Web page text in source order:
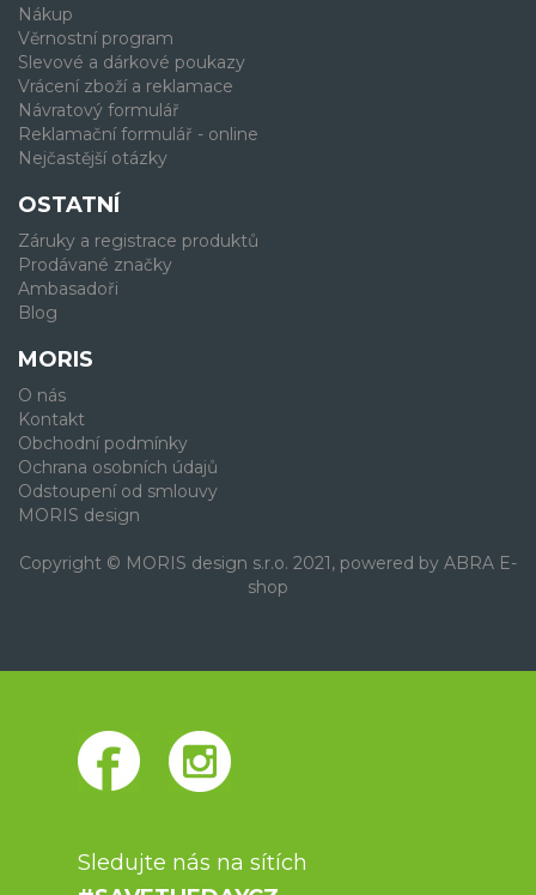
Nákup
Věrnostní program
Slevové a dárkové poukazy
Vrácení zboží a reklamace
Návratový formulář
Reklamační formulář - online
Nejčastější otázky
OSTATNÍ
Záruky a registrace produktů
Prodávané značky
Ambasadoři
Blog
MORIS
O nás
Kontakt
Obchodní podmínky
Ochrana osobních údajů
Odstoupení od smlouvy
MORIS design
Copyright © MORIS design s.r.o. 2021, powered by ABRA E-
shop
Sledujte nás na sítích